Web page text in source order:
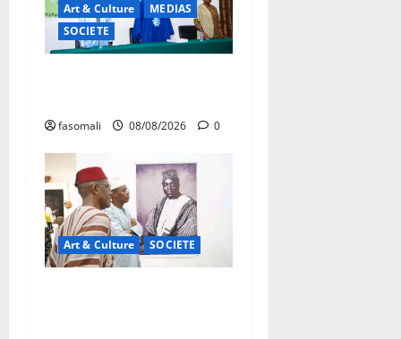
Art & Culture
MEDIAS
SOCIETE
fasomali 08/08/2026 0
Art & Culture SOCIETE